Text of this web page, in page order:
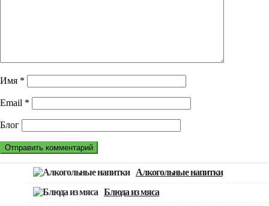
Имя *
Email *
Блог
Алкогольные напитки
Блюда из мяса